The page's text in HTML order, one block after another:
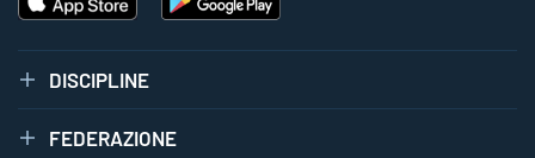
DISCIPLINE
FEDERAZIONE